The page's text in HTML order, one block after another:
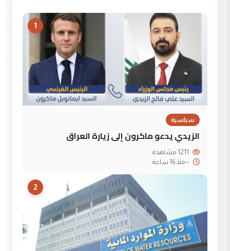
1
سياسية
الزيدي يدعو ماكرون إلى زيارة العراق
--منذ 16 ساعة
2